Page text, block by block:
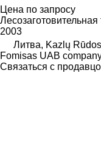
Цена по запросу
2003
Литва, Kazlų Rūdos
Fomisas UAB
Связаться с